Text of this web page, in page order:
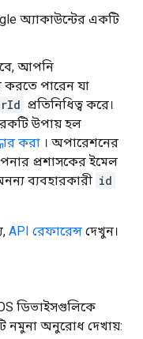
অ্যাকাউন্টের একটি
আপনি
করতে পারেন যা
প্রতিনিধিত্ব করে।
উপায় হল
করা । অপারেশনের
প্রশাসকের ইমেল
ব্যবহারকারী id
API রেফারেন্স দেখুন।
ডিভাইসগুলিকে
নমুনা অনুরোধ দেখায়: